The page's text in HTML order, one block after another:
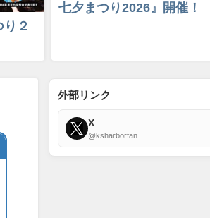
２
七夕まつり2026』開催！
外部リンク
X
@ksharborfan